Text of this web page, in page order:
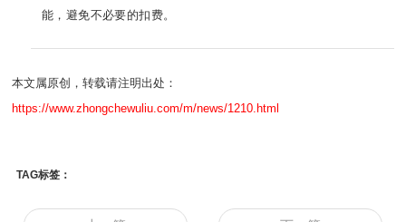
能，避免不必要的扣费。
本文属原创，转载请注明出处：
https://www.zhongchewuliu.com/m/news/1210.html
TAG标签：